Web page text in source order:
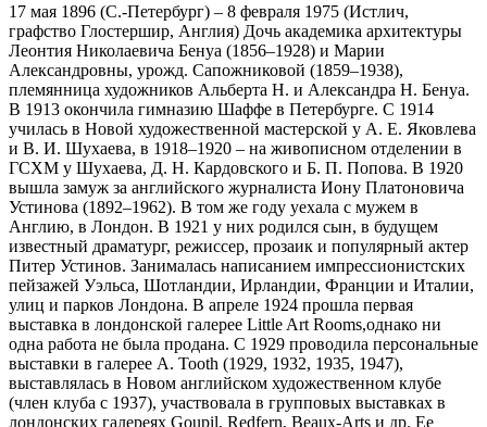
17 мая 1896 (С.-Петербург) – 8 февраля 1975 (Истлич,
графство Глостершир, Англия) Дочь академика архитектуры
Леонтия Николаевича Бенуа (1856–1928) и Марии
Александровны, урожд. Сапожниковой (1859–1938),
племянница художников Альберта Н. и Александра Н. Бенуа.
В 1913 окончила гимназию Шаффе в Петербурге. С 1914
училась в Новой художественной мастерской у А. Е. Яковлева
и В. И. Шухаева, в 1918–1920 – на живописном отделении в
ГСХМ у Шухаева, Д. Н. Кардовского и Б. П. Попова. В 1920
вышла замуж за английского журналиста Иону Платоновича
Устинова (1892–1962). В том же году уехала с мужем в
Англию, в Лондон. В 1921 у них родился сын, в будущем
известный драматург, режиссер, прозаик и популярный актер
Питер Устинов. Занималась написанием импрессионистских
пейзажей Уэльса, Шотландии, Ирландии, Франции и Италии,
улиц и парков Лондона. В апреле 1924 прошла первая
выставка в лондонской галерее Little Art Rooms,однако ни
одна работа не была продана. С 1929 проводила персональные
выставки в галерее A. Tooth (1929, 1932, 1935, 1947),
выставлялась в Новом английском художественном клубе
(член клуба с 1937), участвовала в групповых выставках в
лондонских галереях Goupil, Redfern, Beaux-Arts и др. Ее